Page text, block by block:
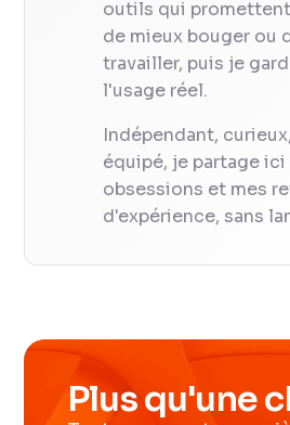
outils qui
de mieux bouger ou
travailler, puis je
l'usage réel.
Indépendant,
équipé, je partage
obsessions et mes
d'expérience, sans
Plus qu'une